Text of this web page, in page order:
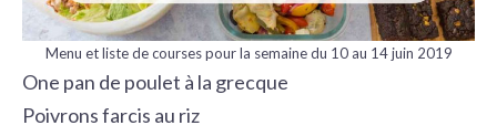
Menu et liste de courses pour la semaine du 10 au 14 juin 2019
One pan de poulet à la grecque
Poivrons farcis au riz